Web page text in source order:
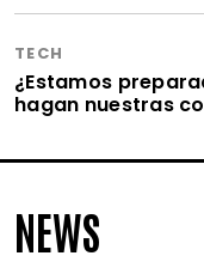
TECH
¿Estamos
hagan nuestras
NEWS